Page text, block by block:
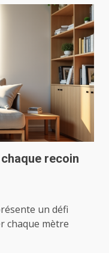
recoin
un défi
chaque mètre